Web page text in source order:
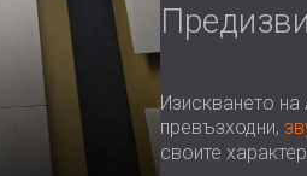
Изискването
превъзходни,
своите